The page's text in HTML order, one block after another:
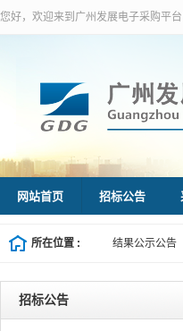
您好，欢迎来到广州发展电子采购平台
网站首页 招标公告
所在位置 : 结果公示公告
招标公告